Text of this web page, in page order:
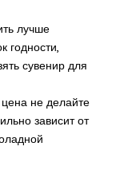
лучше
годности,
сувенир для
не делайте
зависит от